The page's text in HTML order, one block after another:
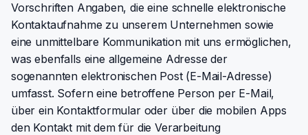
Vorschriften Angaben, die eine schnelle elektronische
Kontaktaufnahme zu unserem Unternehmen sowie
eine unmittelbare Kommunikation mit uns ermöglichen,
was ebenfalls eine allgemeine Adresse der
sogenannten elektronischen Post (E-Mail-Adresse)
umfasst. Sofern eine betroffene Person per E-Mail,
über ein Kontaktformular oder über die mobilen Apps
den Kontakt mit dem für die Verarbeitung